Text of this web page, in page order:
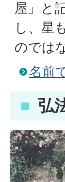
屋」と
し、星
のでは
名前
弘